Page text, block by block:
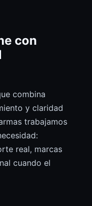
con
combina
y claridad
trabajamos
real, marcas
cuando el